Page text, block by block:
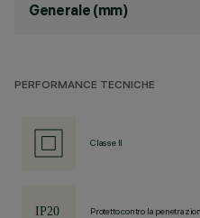
Generale (mm)
PERFORMANCE TECNICHE
Classe II
Protetto contro la